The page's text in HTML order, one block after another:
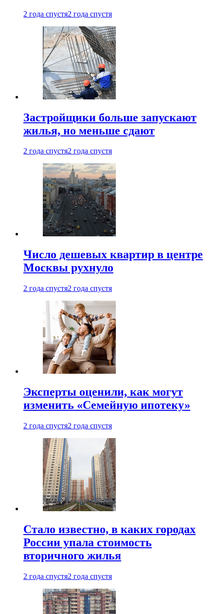
2 года спустя2 года спустя
Застройщики больше запускают
жилья, но меньше сдают
2 года спустя2 года спустя
Число дешевых квартир в центре
Москвы рухнуло
2 года спустя2 года спустя
Эксперты оценили, как могут
изменить «Семейную ипотеку»
2 года спустя2 года спустя
Стало известно, в каких городах
России упала стоимость
вторичного жилья
2 года спустя2 года спустя